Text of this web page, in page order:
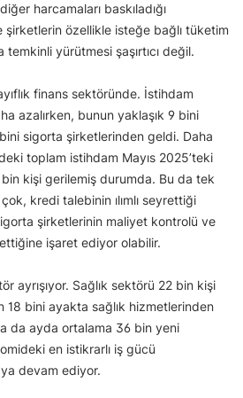
harcamaları baskıladığı
özellikle isteğe bağlı tüketim
temkinli yürütmesi şaşırtıcı değil.
finans sektöründe. İstihdam
azalırken, bunun yaklaşık 9 bini
sigorta şirketlerinden geldi. Daha
toplam istihdam Mayıs 2025’teki
kişi gerilemiş durumda. Bu da tek
kredi talebinin ılımlı seyrettiği
şirketlerinin maliyet kontrolü ve
işaret ediyor olabilir.
ayrışıyor. Sağlık sektörü 22 bin kişi
18 bini ayakta sağlık hizmetlerinden
da ayda ortalama 36 bin yeni
en istikrarlı iş gücü
devam ediyor.